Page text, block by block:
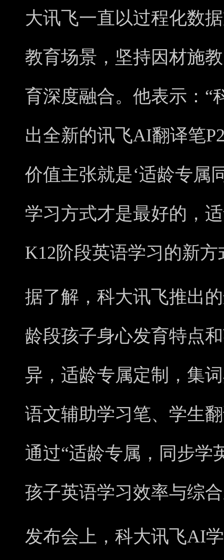
大讯飞一直以过程化数
教育场景，坚持因材施
育深度融合。他表示：“
出全新的讯飞AI翻译笔
价值主张就是‘适龄专属
学习方式才是最好的，
K12阶段英语学习的新方
据了解，科大讯飞推出
龄段孩子身心发育特点
异，适龄专属定制，集
语文辅助学习笔、学生
通过“适龄专属，同步学
孩子英语学习效率与综
发布会上，科大讯飞AI